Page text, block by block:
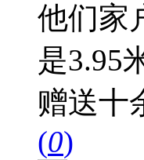
他们家
是3.95
赠送十
(0)